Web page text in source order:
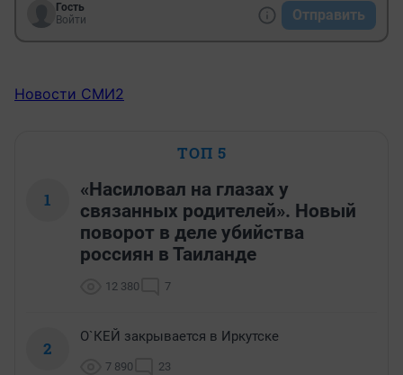
Гость
Войти
Отправить
Новости СМИ2
ТОП 5
1
«Насиловал на глазах у
связанных родителей». Новый
поворот в деле убийства
россиян в Таиланде
12 380 7
2
О`КЕЙ закрывается в Иркутске
7 890 23